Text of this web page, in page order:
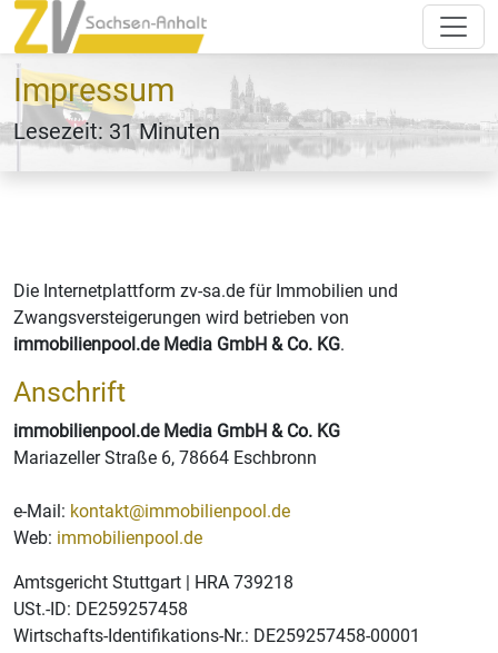
Impressum
Lesezeit: 31 Minuten
Die Internetplattform zv-sa.de für Immobilien und
Zwangsversteigerungen wird betrieben von
immobilienpool.de Media GmbH & Co. KG.
Anschrift
immobilienpool.de Media GmbH & Co. KG
Mariazeller Straße 6, 78664 Eschbronn
e-Mail: kontakt@immobilienpool.de
Web: immobilienpool.de
Amtsgericht Stuttgart | HRA 739218
USt.-ID: DE259257458
Wirtschafts-Identifikations-Nr.: DE259257458-00001